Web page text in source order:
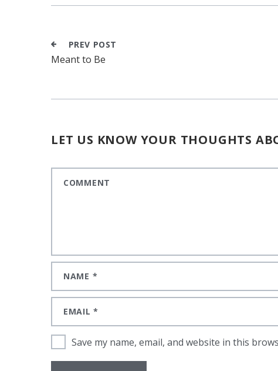
PREV POST
Meant to Be
LET US KNOW YOUR THOUGHTS
Save my name, email, and website in this